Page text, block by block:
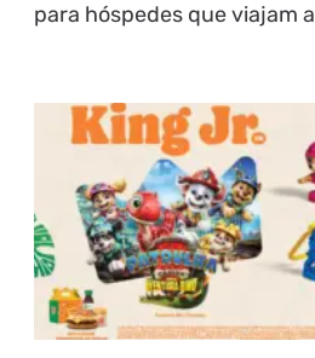
para hóspedes que viajam a